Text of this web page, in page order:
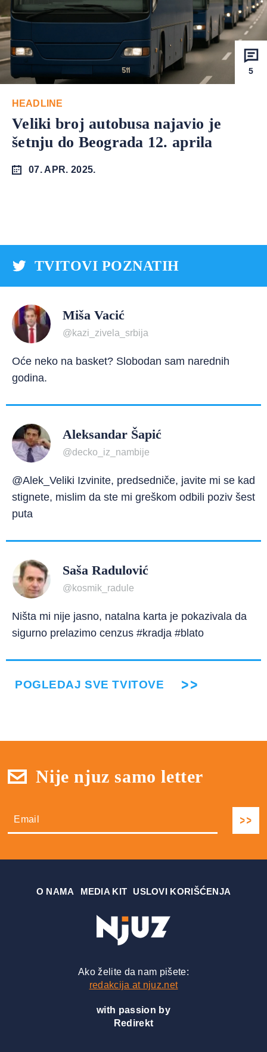
5
HEADLINE
Veliki broj autobusa najavio je
šetnju do Beograda 12. aprila
07. APR. 2025.
TVITOVI POZNATIH
Miša Vacić
@kazi_zivela_srbija
Oće neko na basket? Slobodan sam narednih
godina.
Aleksandar Šapić
@decko_iz_nambije
@Alek_Veliki Izvinite, predsedniče, javite mi se kad
stignete, mislim da ste mi greškom odbili poziv šest
puta
Saša Radulović
@kosmik_radule
Ništa mi nije jasno, natalna karta je pokazivala da
sigurno prelazimo cenzus #kradja #blato
POGLEDAJ SVE TVITOVE
Nije njuz samo letter
О NAMA MEDIA KIT USLOVI KORIŠĆENJA
Ako želite da nam pišete:
redakcija at njuz.net
with passion by
Redirekt